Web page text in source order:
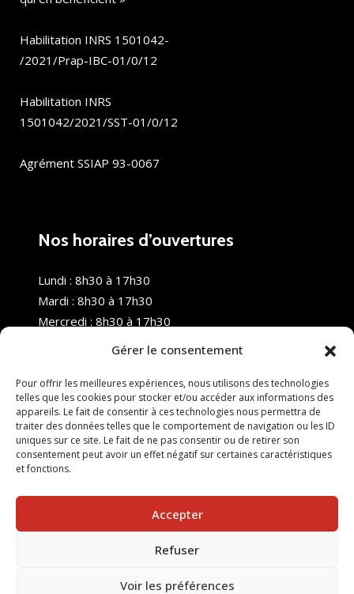
Gérer le consentement
Pour offrir les meilleures expériences, nous utilisons des technologies
telles que les cookies pour stocker et/ou accéder aux informations des
appareils. Le fait de consentir à ces technologies nous permettra de
traiter des données telles que le comportement de navigation ou les ID
uniques sur ce site. Le fait de ne pas consentir ou de retirer son
consentement peut avoir un effet négatif sur certaines caractéristiques
et fonctions.
Accepter
Refuser
Voir les préférences
Habilitation INRS 1501042-
/2021/Prap-IBC-01/0/12
Habilitation INRS
1501042/2021/SST-01/0/12
Agrément SSIAP 93-0067
Nos horaires d’ouvertures
Lundi : 8h30 à 17h30
Mardi : 8h30 à 17h30
Mercredi : 8h30 à 17h30
Samedi : Fermé
Dimanche : Fermé
© 2025 Nouvel R Formation - TOUS DROITS RÉSERVÉS -
SITE RÉALISÉ PAR :INGÉNIERIE TECH